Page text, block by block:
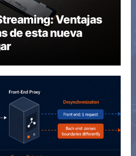
Ventajas
de esta nueva